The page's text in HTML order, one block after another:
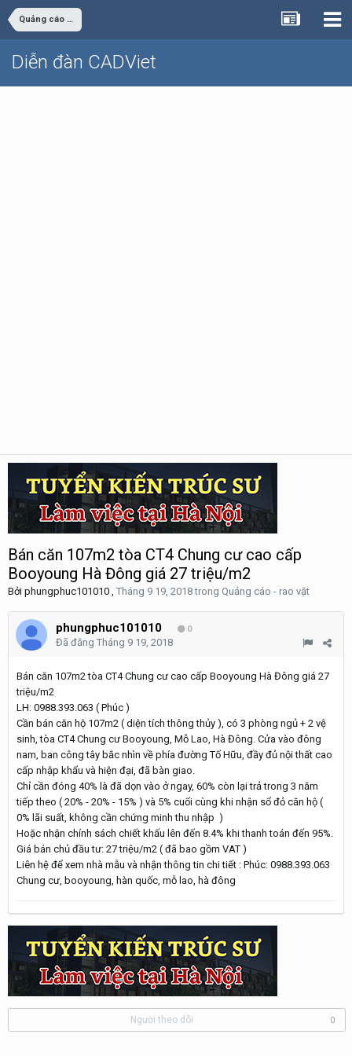
Quảng cáo - rao vặt
Diễn đàn CADViet
Bán căn 107m2 tòa CT4 Chung cư cao cấp
Booyoung Hà Đông giá 27 triệu/m2
Bởi phungphuc101010 , Tháng 9 19, 2018trong Quảng cáo - rao vặt
phungphuc101010 0
Đã đăng Tháng 9 19, 2018
Bán căn 107m2 tòa CT4 Chung cư cao cấp Booyoung Hà Đông giá 27
triệu/m2
LH: 0988.393.063 ( Phúc )
Cần bán căn hộ 107m2 ( diện tích thông thủy ), có 3 phòng ngủ + 2 vệ
sinh, tòa CT4 Chung cư Booyoung, Mỗ Lao, Hà Đông. Cửa vào đông
nam, ban công tây bắc nhìn về phía đường Tố Hữu, đầy đủ nội thất cao
cấp nhập khẩu và hiện đại, đã bàn giao.
Chỉ cần đóng 40% là đã dọn vào ở ngay, 60% còn lại trả trong 3 năm
tiếp theo ( 20% - 20% - 15% ) và 5% cuối cùng khi nhận sổ đỏ căn hộ (
0% lãi suất, không cần chứng minh thu nhập )
Hoặc nhận chính sách chiết khấu lên đến 8.4% khi thanh toán đến 95%.
Giá bán chủ đầu tư: 27 triệu/m2 ( đã bao gồm VAT )
Liên hệ để xem nhà mẫu và nhận thông tin chi tiết : Phúc: 0988.393.063
Chung cư, booyoung, hàn quốc, mỗ lao, hà đông
Người theo dõi 0